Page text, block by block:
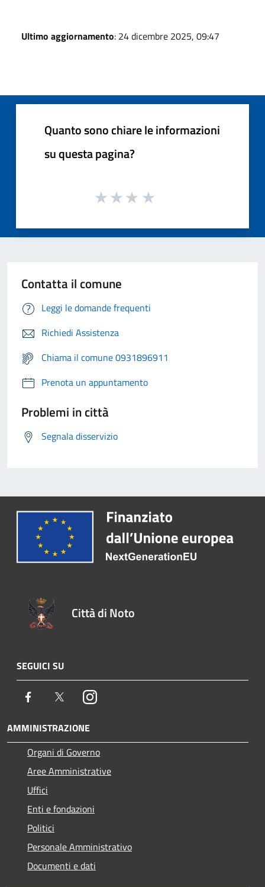
Ultimo aggiornamento: 24 dicembre 2025, 09:47
Quanto sono chiare le informazioni
su questa pagina?
Contatta il comune
Leggi le domande frequenti
Richiedi Assistenza
Chiama il comune 0931896911
Prenota un appuntamento
Problemi in città
Segnala disservizio
Città di Noto
SEGUICI SU
Facebook TwitterInstagram
AMMINISTRAZIONE
Organi di Governo
Aree Amministrative
Uffici
Enti e fondazioni
Politici
Personale Amministrativo
Documenti e dati